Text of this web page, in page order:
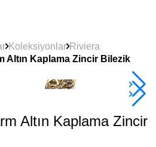
Koleksiyonlar Riviera
Altın Kaplama Zincir Bilezik
Altın Kaplama Zincir